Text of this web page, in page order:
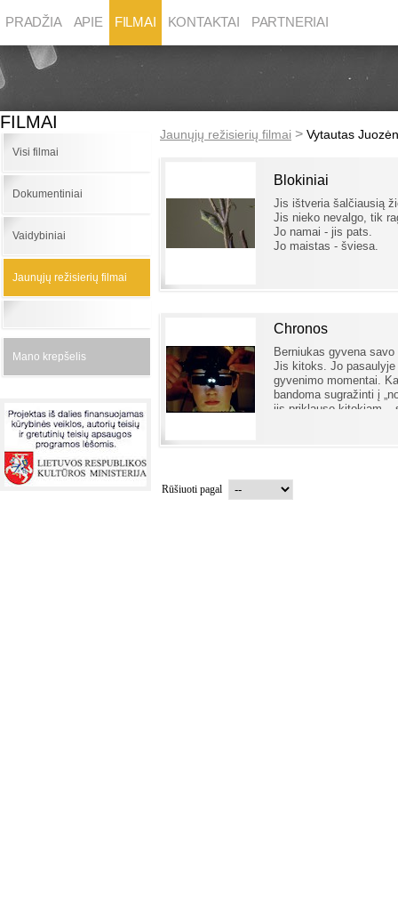
PRADŽIA APIE FILMAI KONTAKTAI PARTNERIAI
FILMAI
Visi filmai
Dokumentiniai
Vaidybiniai
Jaunųjų režisierių filmai
Mano krepšelis
Jaunųjų režisierių filmai > Vytautas
Blokiniai
Jis ištveria šalčiausią
Jis nieko nevalgo, tik
Jo namai - jis pats.
Jo maistas - šviesa.
Chronos
Berniukas gyvena
Jis kitoks. Jo
gyvenimo momentai.
bandoma sugrаžinti į
jis priklauso kitokiam –
Rūšiuoti pagal